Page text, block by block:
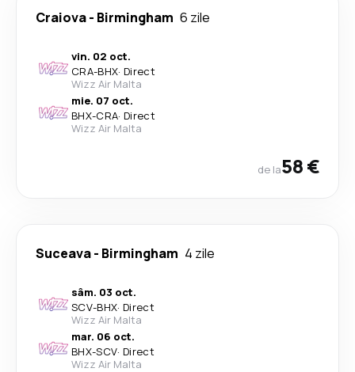
Craiova- Birmingham 6 zile
vin. 02 oct.
CRA-BHX· Direct
Wizz Air Malta
mie. 07 oct.
BHX-CRA· Direct
Wizz Air Malta
de la58 €
Suceava- Birmingham 4 zile
sâm. 03 oct.
SCV-BHX· Direct
Wizz Air Malta
mar. 06 oct.
BHX-SCV· Direct
Wizz Air Malta